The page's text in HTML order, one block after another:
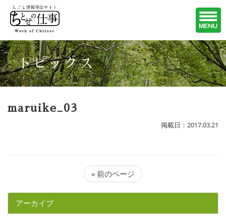
トピックス
maruike_03
掲載日：2017.03.21
« 前のページ
アーカイブ